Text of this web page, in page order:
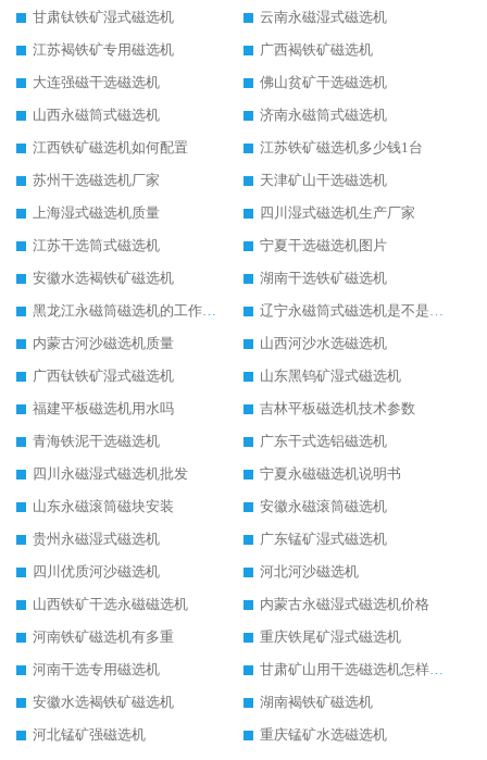
甘肃钛铁矿湿式磁选机
云南永磁湿式磁选机
江苏褐铁矿专用磁选机
广西褐铁矿磁选机
大连强磁干选磁选机
佛山贫矿干选磁选机
山西永磁筒式磁选机
济南永磁筒式磁选机
江西铁矿磁选机如何配置
江苏铁矿磁选机多少钱1台
苏州干选磁选机厂家
天津矿山干选磁选机
上海湿式磁选机质量
四川湿式磁选机生产厂家
江苏干选筒式磁选机
宁夏干选磁选机图片
安徽水选褐铁矿磁选机
湖南干选铁矿磁选机
黑龙江永磁筒磁选机的工作原理
辽宁永磁筒式磁选机是不是强磁
内蒙古河沙磁选机质量
山西河沙水选磁选机
广西钛铁矿湿式磁选机
山东黑钨矿湿式磁选机
福建平板磁选机用水吗
吉林平板磁选机技术参数
青海铁泥干选磁选机
广东干式选铝磁选机
四川永磁湿式磁选机批发
宁夏永磁磁选机说明书
山东永磁滚筒磁块安装
安徽永磁滚筒磁选机
贵州永磁湿式磁选机
广东锰矿湿式磁选机
四川优质河沙磁选机
河北河沙磁选机
山西铁矿干选永磁磁选机
内蒙古永磁湿式磁选机价格
河南铁矿磁选机有多重
重庆铁尾矿湿式磁选机
河南干选专用磁选机
甘肃矿山用干选磁选机怎样调磁
安徽水选褐铁矿磁选机
湖南褐铁矿磁选机
河北锰矿强磁选机
重庆锰矿水选磁选机